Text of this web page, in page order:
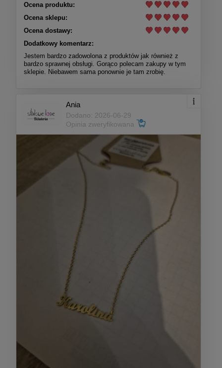
Ocena produktu:
Ocena sklepu:
Ocena dostawy:
Dodatkowy komentarz:
Jestem bardzo zadowolona z produktów jak również z
bardzo sprawnej obsługi. Gorąco polecam zakupy w tym
sklepie. Niebawem sama ponownie je tam zrobię.
Ania
Dodano: 2026-06-29
Opinia zweryfikowana